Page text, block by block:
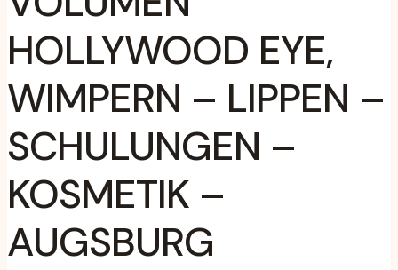
HOLLYWOOD EYE,
WIMPERN – LIPPEN –
SCHULUNGEN –
KOSMETIK –
AUGSBURG